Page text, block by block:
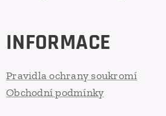
INFORMACE
Pravidla ochrany soukromí
Obchodní podmínky